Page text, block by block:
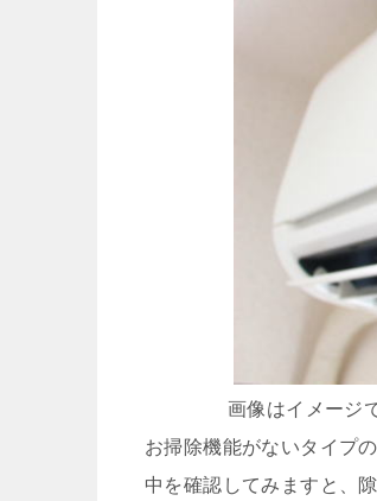
画像はイメージ
お掃除機能がないタイプ
中を確認してみますと、